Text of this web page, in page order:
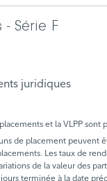
- Série F
juridiques
et la VLPP sont
de placement peuvent
Les taux de
de la valeur des
terminée à la date